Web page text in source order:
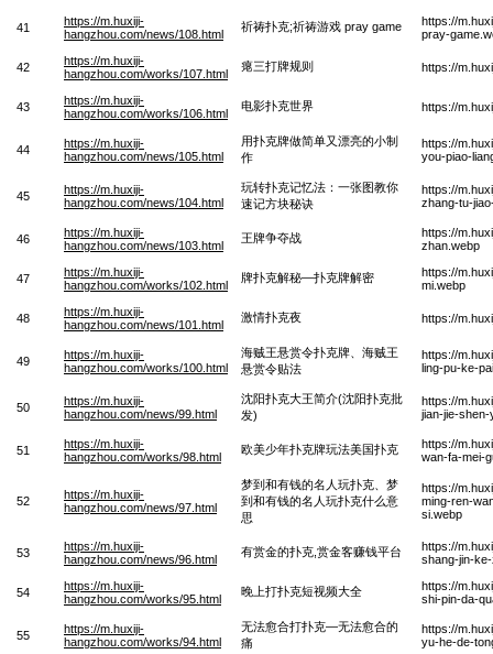
41
https://m.huxiji-
hangzhou.com/news/108.html
祈祷扑克;祈祷游戏 pray game
https://
pray-
42
https://m.huxiji-
hangzhou.com/works/107.html
瘪三打牌规则 https://
43
https://m.huxiji-
hangzhou.com/works/106.html
电影扑克世界 https://
44
https://m.huxiji-
hangzhou.com/news/105.html
用扑克牌做简单又漂亮的小制
作
https://
you-piao-
45
https://m.huxiji-
hangzhou.com/news/104.html
玩转扑克记忆法：一张图教你
速记方块秘诀
https://
zhang-tu-
46
https://m.huxiji-
hangzhou.com/news/103.html
王牌争夺战
https://
zhan.webp
47
https://m.huxiji-
hangzhou.com/works/102.html
牌扑克解秘—扑克牌解密
https://
mi.webp
48
https://m.huxiji-
hangzhou.com/news/101.html
激情扑克夜 https://
49
https://m.huxiji-
hangzhou.com/works/100.html
海贼王悬赏令扑克牌、海贼王
悬赏令贴法
https://
ling-pu-ke-
50
https://m.huxiji-
hangzhou.com/news/99.html
沈阳扑克大王简介(沈阳扑克批
发)
https://
jian-jie-
51
https://m.huxiji-
hangzhou.com/works/98.html
欧美少年扑克牌玩法美国扑克
https://
wan-fa-mei-
52
https://m.huxiji-
hangzhou.com/news/97.html
梦到和有钱的名人玩扑克、梦
到和有钱的名人玩扑克什么意
思
https://
ming-ren-
si.webp
53
https://m.huxiji-
hangzhou.com/news/96.html
有赏金的扑克,赏金客赚钱平台
https://
shang-jin-
54
https://m.huxiji-
hangzhou.com/works/95.html
晚上打扑克短视频大全
https://
shi-pin-da-
55
https://m.huxiji-
hangzhou.com/works/94.html
无法愈合打扑克—无法愈合的
痛
https://
yu-he-de-